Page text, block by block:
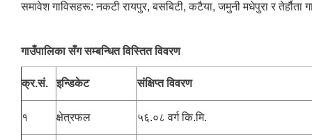
समावेश गाविसहरू: नकटी रायपुर, बसबिटी, कटैया, जमुनी मधेपुरा र तेर्हौता
गाउँपालिका सँग सम्बन्धित विस्तित विवरण
क्र.सं. इन्डिकेट संक्षिप्त विवरण
१ क्षेत्रफल ५६.०८ वर्ग कि.मि.